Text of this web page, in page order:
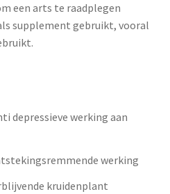
een arts te raadplegen
supplement gebruikt, vooral
depressieve werking aan
werking
kruidenplant